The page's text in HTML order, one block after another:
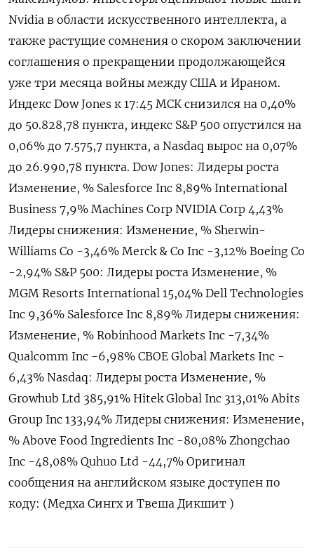
Nvidia в области искусственного интеллекта, а
также растущие сомнения о скором заключении
соглашения ​о прекращении продолжающейся ​
уже ​три месяца ⁠войны между США и Ираном.
Индекс ‌Dow Jones к ‌17:45 МСК снизился на 0,40%
до 50.​828,78 пункта, индекс S&‌P 500 опустился на
0,06% до ​7.575,7 пункта, а Nasdaq ‌вырос на 0,07%
до 26.990,78 пункта. Dow Jones: Лидеры роста
Изменение, % Salesforce Inc 8,89% International ​
Business 7,9% Machines ​Corp NVIDIA Corp 4,‌43%
Лидеры снижения: Изменение, % Sherwin-
Williams Co -3,46% Merck & Co ​Inc -3,12% Boeing Co
-2,94% S&P 500: Лидеры роста Изменение, %
MGM Resorts International 15,04% Dell Technologies
Inc 9,36% Salesforce Inc 8,89% Лидеры снижения:
Изменение, % Robinhood Markets Inc -7,34%
Qualcomm Inc -6,98% CBOE Global Markets Inc -​
6,43% Nasdaq: Лидеры роста Изменение, %
Growhub ⁠Ltd 385,91% Hitek Global Inc 313,01% Abits
Group Inc 133,94% Лидеры снижения: Изменение,
% Above ‌Food Ingredients Inc -80,08% Zhongchao
Inc -‌48,08% Quhuo Ltd -44,7% Оригинал
сообщения на ​английском языке доступен по
коду: (Медха ‌Сингх и Твеша Дикшит )